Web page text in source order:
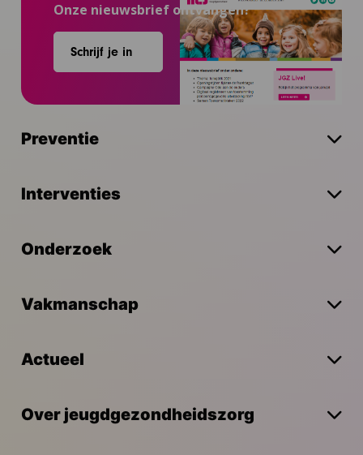
Onze nieuwsbrief ontvangen?
Schrijf je in
Preventie
Interventies
Onderzoek
Vakmanschap
Actueel
Over jeugdgezondheidszorg